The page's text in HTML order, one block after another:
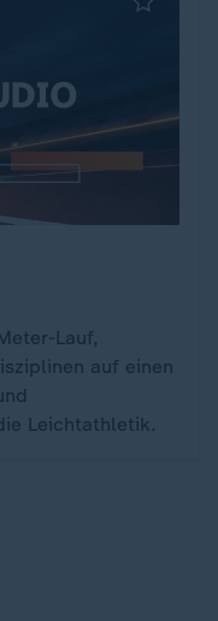
Lauf,
auf einen
Leichtathletik.